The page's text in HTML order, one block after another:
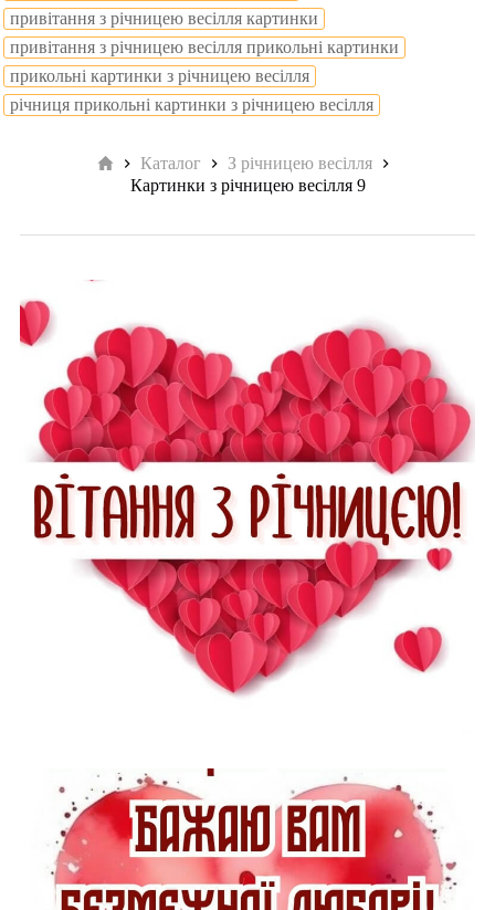
привітання з річницею весілля картинки
привітання з річницею весілля прикольні картинки
прикольні картинки з річницею весілля
річниця прикольні картинки з річницею весілля
Головна
Каталог
З річницею весілля
Картинки з річницею весілля 9